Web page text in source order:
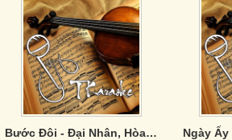
Bước Đôi - Đại Nhân, Hòa Mi